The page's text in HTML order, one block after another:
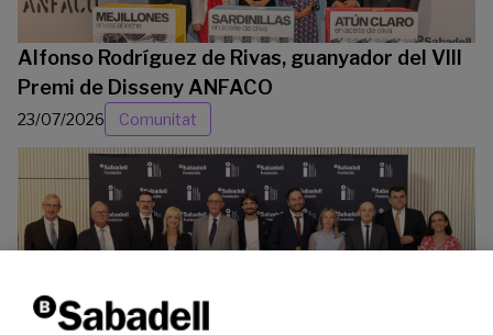
Alfonso Rodríguez de Rivas, guanyador del VIII
Premi de Disseny ANFACO
23/07/2026 Comunitat
La Fundació Banc Sabadell reconeix a dos